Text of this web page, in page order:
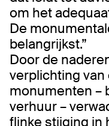
om het
De
belangrijkst.”
Door de
verplichting
monumenten –
verhuur –
flinke stijging in